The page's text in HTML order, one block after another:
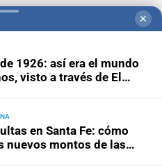
✕
1926: así era el mundo
visto a través de El
en Santa Fe: cómo
nuevos montos de las